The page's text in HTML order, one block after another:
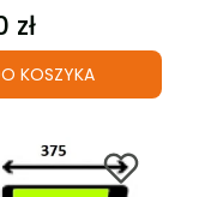
zł
KOSZYKA